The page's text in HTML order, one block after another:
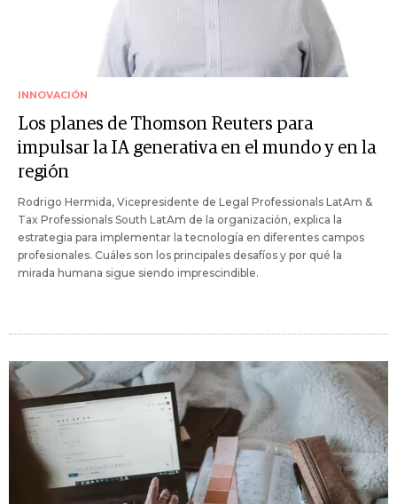
INNOVACIÓN
Los planes de Thomson Reuters para
impulsar la IA generativa en el mundo y en la
región
Rodrigo Hermida, Vicepresidente de Legal Professionals LatAm &
Tax Professionals South LatAm de la organización, explica la
estrategia para implementar la tecnología en diferentes campos
profesionales. Cuáles son los principales desafíos y por qué la
mirada humana sigue siendo imprescindible.